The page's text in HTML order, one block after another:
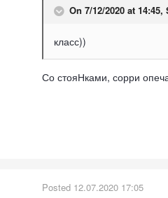
On 7/12/2020 at 14:45,
класс))
Со стояНками, сорри
Posted 12.07.2020 17:05